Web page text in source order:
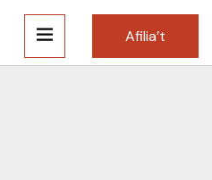
Afilia’t